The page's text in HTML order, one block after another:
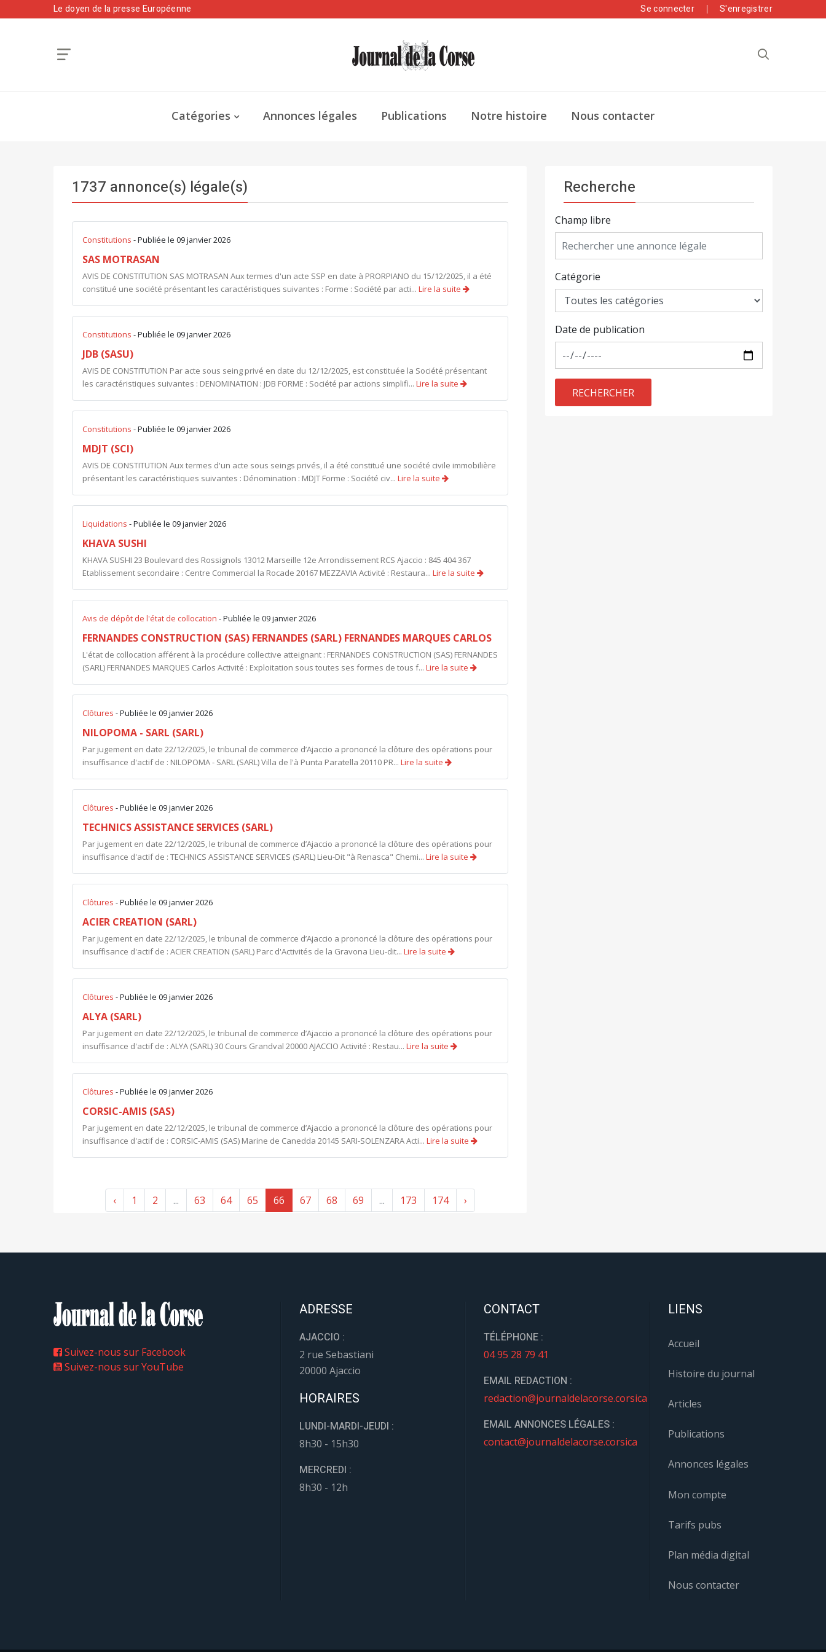
Le doyen de la presse Européenne Se connecter S'enregistrer
Catégories Annonces légales Publications Notre histoire Nous contacter
1737 annonce(s) légale(s)
Constitutions - Publiée le 09 janvier 2026
SAS MOTRASAN
AVIS DE CONSTITUTION SAS MOTRASAN Aux termes d'un acte SSP en date à PRORPIANO du 15/12/2025, il a été
constitué une société présentant les caractéristiques suivantes : Forme : Société par acti... Lire la suite
Constitutions - Publiée le 09 janvier 2026
JDB (SASU)
AVIS DE CONSTITUTION Par acte sous seing privé en date du 12/12/2025, est constituée la Société présentant
les caractéristiques suivantes : DENOMINATION : JDB FORME : Société par actions simplifi... Lire la suite
Constitutions - Publiée le 09 janvier 2026
MDJT (SCI)
AVIS DE CONSTITUTION Aux termes d'un acte sous seings privés, il a été constitué une société civile immobilière
présentant les caractéristiques suivantes : Dénomination : MDJT Forme : Société civ... Lire la suite
Liquidations - Publiée le 09 janvier 2026
KHAVA SUSHI
KHAVA SUSHI 23 Boulevard des Rossignols 13012 Marseille 12e Arrondissement RCS Ajaccio : 845 404 367
Etablissement secondaire : Centre Commercial la Rocade 20167 MEZZAVIA Activité : Restaura... Lire la suite
Avis de dépôt de l'état de collocation - Publiée le 09 janvier 2026
FERNANDES CONSTRUCTION (SAS) FERNANDES (SARL) FERNANDES MARQUES CARLOS
L'état de collocation afférent à la procédure collective atteignant : FERNANDES CONSTRUCTION (SAS) FERNANDES
(SARL) FERNANDES MARQUES Carlos Activité : Exploitation sous toutes ses formes de tous f... Lire la suite
Clôtures - Publiée le 09 janvier 2026
NILOPOMA - SARL (SARL)
Par jugement en date 22/12/2025, le tribunal de commerce d’Ajaccio a prononcé la clôture des opérations pour
insuffisance d'actif de : NILOPOMA - SARL (SARL) Villa de l'à Punta Paratella 20110 PR... Lire la suite
Clôtures - Publiée le 09 janvier 2026
TECHNICS ASSISTANCE SERVICES (SARL)
Par jugement en date 22/12/2025, le tribunal de commerce d’Ajaccio a prononcé la clôture des opérations pour
insuffisance d'actif de : TECHNICS ASSISTANCE SERVICES (SARL) Lieu-Dit "à Renasca" Chemi... Lire la suite
Clôtures - Publiée le 09 janvier 2026
ACIER CREATION (SARL)
Par jugement en date 22/12/2025, le tribunal de commerce d’Ajaccio a prononcé la clôture des opérations pour
insuffisance d'actif de : ACIER CREATION (SARL) Parc d'Activités de la Gravona Lieu-dit... Lire la suite
Clôtures - Publiée le 09 janvier 2026
ALYA (SARL)
Par jugement en date 22/12/2025, le tribunal de commerce d’Ajaccio a prononcé la clôture des opérations pour
insuffisance d'actif de : ALYA (SARL) 30 Cours Grandval 20000 AJACCIO Activité : Restau... Lire la suite
Clôtures - Publiée le 09 janvier 2026
CORSIC-AMIS (SAS)
Par jugement en date 22/12/2025, le tribunal de commerce d’Ajaccio a prononcé la clôture des opérations pour
insuffisance d'actif de : CORSIC-AMIS (SAS) Marine de Canedda 20145 SARI-SOLENZARA Acti... Lire la suite
‹ 1 2 ... 63 64 65 66 67 68 69 ... 173 174 ›
Recherche
Champ libre
Catégorie
Date de publication
RECHERCHER
Suivez-nous sur Facebook
Suivez-nous sur YouTube
ADRESSE
AJACCIO :
2 rue Sebastiani
20000 Ajaccio
HORAIRES
LUNDI-MARDI-JEUDI :
8h30 - 15h30
MERCREDI :
8h30 - 12h
CONTACT
TÉLÉPHONE :
04 95 28 79 41
EMAIL REDACTION :
redaction@journaldelacorse.corsica
EMAIL ANNONCES LÉGALES :
contact@journaldelacorse.corsica
LIENS
Accueil
Histoire du journal
Articles
Publications
Annonces légales
Mon compte
Tarifs pubs
Plan média digital
Nous contacter